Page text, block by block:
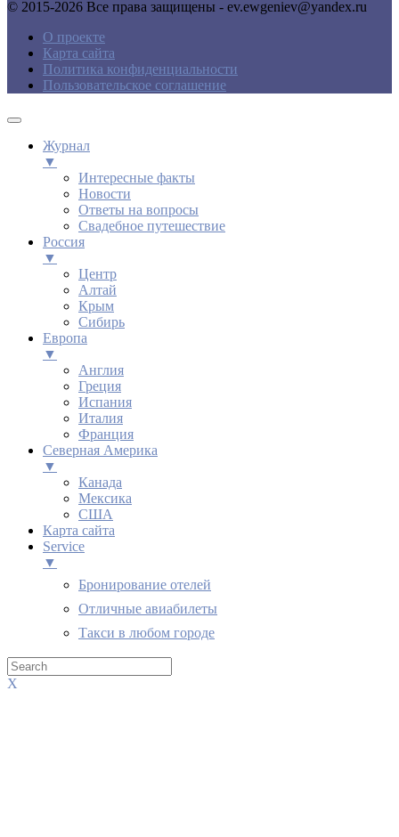
© 2015-2026 Все права защищены - ev.ewgeniev@yandex.ru
О проекте
Карта сайта
Политика конфиденциальности
Пользовательское соглашение
Журнал
▼
Интересные факты
Новости
Ответы на вопросы
Свадебное путешествие
Россия
▼
Центр
Алтай
Крым
Сибирь
Европа
▼
Англия
Греция
Испания
Италия
Франция
Северная Америка
▼
Канада
Мексика
США
Карта сайта
Service
▼
Бронирование отелей
Отличные авиабилеты
Такси в любом городе
X